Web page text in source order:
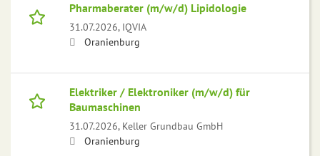
Pharmaberater (m/w/d) Lipidologie
31.07.2026, IQVIA
Oranienburg
Elektriker / Elektroniker (m/w/d) für
Baumaschinen
31.07.2026, Keller Grundbau GmbH
Oranienburg